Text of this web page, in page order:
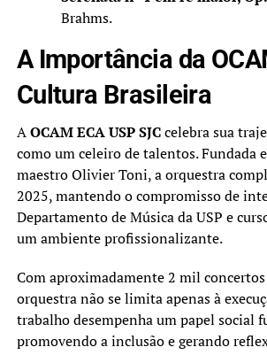
Brahms.
A Importância da
Cultura Brasileira
AOCAM ECA USP SJCcelebra sua
como um celeiro de talentos. Fundada
maestro Olivier Toni, a orquestra
2025, mantendo o compromisso de
Departamento de Música da USP e
um ambiente profissionalizante.
Com aproximadamente 2 mil
orquestra não se limita apenas à
trabalho desempenha um papel social
promovendo a inclusão e gerando